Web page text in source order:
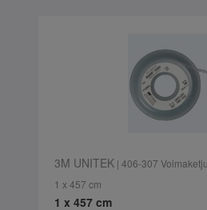
3M UNITEK| 406-307
1 x 457 cm
1 x 457 cm